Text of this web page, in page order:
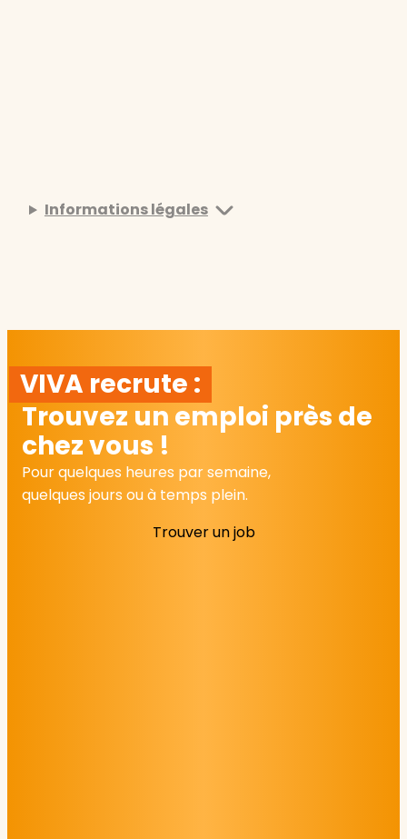
Informations légales
VIVA recrute :
Trouvez un emploi près de
chez vous !
Pour quelques heures par semaine,
quelques jours ou à temps plein.
Trouver un job